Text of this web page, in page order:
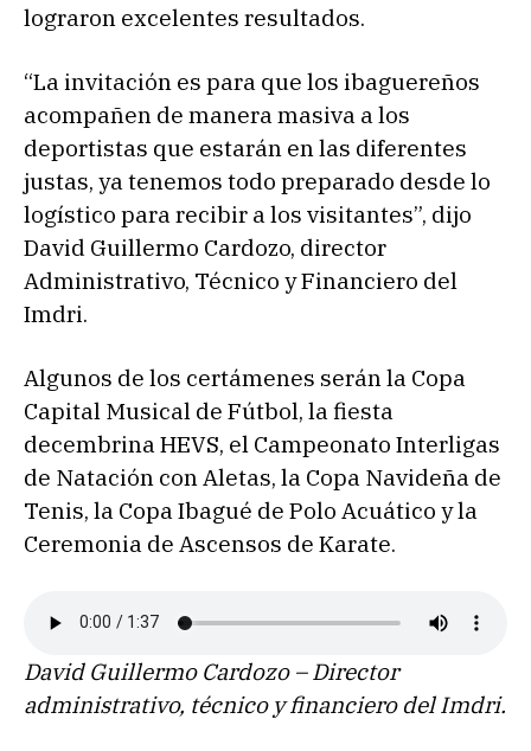
lograron excelentes resultados.
“La invitación es para que los ibaguereños
acompañen de manera masiva a los
deportistas que estarán en las diferentes
justas, ya tenemos todo preparado desde lo
logístico para recibir a los visitantes”, dijo
David Guillermo Cardozo, director
Administrativo, Técnico y Financiero del
Imdri.
Algunos de los certámenes serán la Copa
Capital Musical de Fútbol, la fiesta
decembrina HEVS, el Campeonato Interligas
de Natación con Aletas, la Copa Navideña de
Tenis, la Copa Ibagué de Polo Acuático y la
Ceremonia de Ascensos de Karate.
David Guillermo Cardozo – Director
administrativo, técnico y financiero del Imdri.